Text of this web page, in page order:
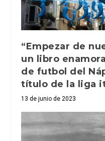
“Empezar de
un libro
de futbol del
título de la liga
13 de junio de 2023